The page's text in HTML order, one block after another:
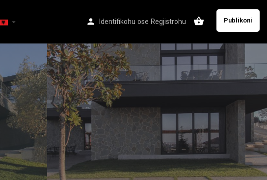
Identifikohu ose Regjistrohu Publikoni
arrow_drop_down